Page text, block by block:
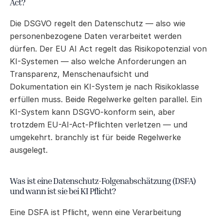
Die DSGVO regelt den Datenschutz — also wie
personenbezogene Daten verarbeitet werden
dürfen. Der EU AI Act regelt das Risikopotenzial von
KI-Systemen — also welche Anforderungen an
Transparenz, Menschenaufsicht und
Dokumentation ein KI-System je nach Risikoklasse
erfüllen muss. Beide Regelwerke gelten parallel. Ein
KI-System kann DSGVO-konform sein, aber
trotzdem EU-AI-Act-Pflichten verletzen — und
umgekehrt. branchly ist für beide Regelwerke
ausgelegt.
Was ist eine Datenschutz-Folgenabschätzung (DSFA)
und wann ist sie bei KI Pflicht?
Eine DSFA ist Pflicht, wenn eine Verarbeitung